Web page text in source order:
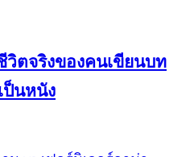
ตจริงของคนเขียนบท
ป็นหนัง